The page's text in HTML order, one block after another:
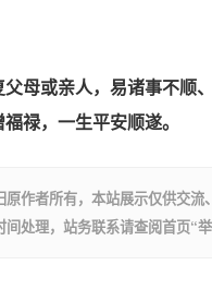
或亲人，易诸事不顺
禄，一生平安顺遂。
作者所有，本站展示仅供交
处理，站务联系请查阅首页“举